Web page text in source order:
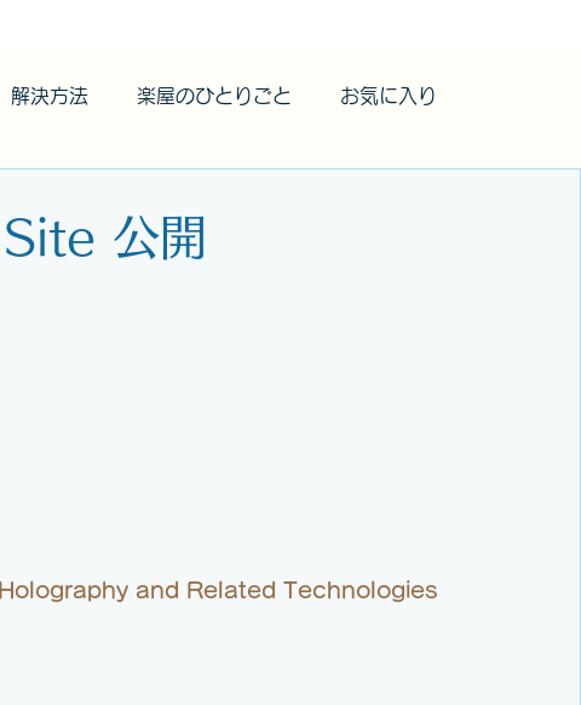
解決方法 楽屋のひとりごと お気に入り
公開
and Related Technologies